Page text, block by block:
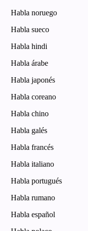
Habla noruego
Habla sueco
Habla hindi
Habla árabe
Habla japonés
Habla coreano
Habla chino
Habla galés
Habla francés
Habla italiano
Habla portugués
Habla rumano
Habla español